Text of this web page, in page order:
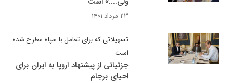
۲۳ مرداد ۱۴۰۱
تسهیلاتی که برای تعامل با سپاه مطرح شده
است
جزئیاتی از پیشنهاد اروپا به ایران برای
احیای برجام